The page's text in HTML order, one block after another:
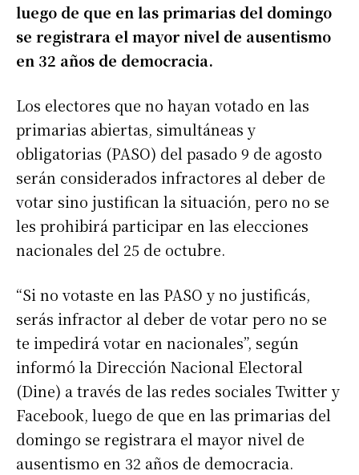
luego de que en las primarias del domingo
se registrara el mayor nivel de ausentismo
en 32 años de democracia.
Los electores que no hayan votado en las
primarias abiertas, simultáneas y
obligatorias (PASO) del pasado 9 de agosto
serán considerados infractores al deber de
votar sino justifican la situación, pero no se
les prohibirá participar en las elecciones
nacionales del 25 de octubre.
“Si no votaste en las PASO y no justificás,
serás infractor al deber de votar pero no se
te impedirá votar en nacionales”, según
informó la Dirección Nacional Electoral
(Dine) a través de las redes sociales Twitter y
Facebook, luego de que en las primarias del
domingo se registrara el mayor nivel de
ausentismo en 32 años de democracia.